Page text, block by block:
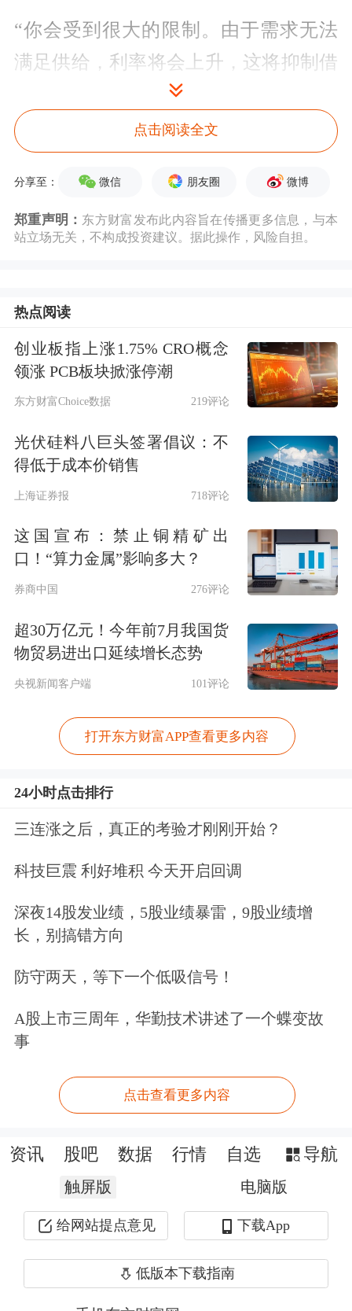
“你会受到很大的限制。由于需求无法
满足供给，利率将会上升，这将抑制借
贷，损害市场等等。”他补充道。
事实上，美国和世界各地的财政赤字都
在增加。据财政部数据显示，尽管美国
元，但其支出却高达7万亿美元。
经济“问题”，他指的是政府为了弥补开
支而增发货币的趋势，尽管这样做会导
致货币贬值和通货膨胀加剧。而根据他
的说法，最终结果可能是“滞胀式的环
境”，他指的是金融市场最糟糕的情
况，即通胀高企但经济增长乏力。
看好 黄金
他还再次重申，他认为投资者应该将
5%到15%的资产配置于黄金，以度
过“非常糟糕的时期”。
“纵观历史，我们发现，在所有这些时
期，所有法定货币都会下跌，而黄金价
格都会上涨。”他说道。
达里奥长期以来一直强调黄金作为抵御
经济动荡的工具的重要性，并警告其追
削弱货币，从而使贵金属等资产成为更
达里奥表示，归根结底，全球经济面临
的动荡可能意味着没有任何一种货币能
够稳定地储存财富。去年，他曾指出黄
金价格的快速上涨是法定货币已经开始
衰落的一个迹象。
虽然许多经济学家并不看好“去美元
能会随着时间推移而发生变化，例如，
点击阅读全文
分享至： 微信 朋友圈 微博
郑重声明： 东方财富发布此内容旨在传播更多信息，与本
站立场无关，不构成投资建议。据此操作，风险自担。
热点阅读
创业板指上涨1.75% CRO概念
领涨 PCB板块掀涨停潮
东方财富Choice数据 219评论
光伏硅料八巨头签署倡议：不
得低于成本价销售
上海证券报 718评论
这国宣布：禁止铜精矿出
口！“算力金属”影响多大？
券商中国 276评论
超30万亿元！今年前7月我国货
物贸易进出口延续增长态势
央视新闻客户端 101评论
打开东方财富APP查看更多内容
24小时点击排行
三连涨之后，真正的考验才刚刚开始？
科技巨震 利好堆积 今天开启回调
深夜14股发业绩，5股业绩暴雷，9股业绩增
长，别搞错方向
防守两天，等下一个低吸信号！
A股上市三周年，华勤技术讲述了一个蝶变故
事
点击查看更多内容
资讯 股吧 数据 行情 自选 导航
触屏版 电脑版
给网站提点意见 下载App
低版本下载指南